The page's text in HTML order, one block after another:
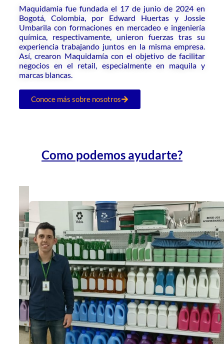
Maquidamia fue fundada el 17 de junio de 2024 en
Bogotá, Colombia, por Edward Huertas y Jossie
Umbarila con formaciones en mercadeo e ingeniería
química, respectivamente, unieron fuerzas tras su
experiencia trabajando juntos en la misma empresa.
Así, crearon Maquidamía con el objetivo de facilitar
negocios en el retail, especialmente en maquila y
marcas blancas.
Conoce más sobre nosotros
Como podemos ayudarte?